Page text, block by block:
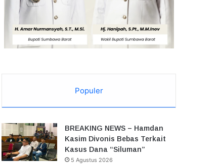
Populer
BREAKING NEWS – Hamdan
Kasim Divonis Bebas Terkait
Kasus Dana “Siluman”
5 Agustus 2026